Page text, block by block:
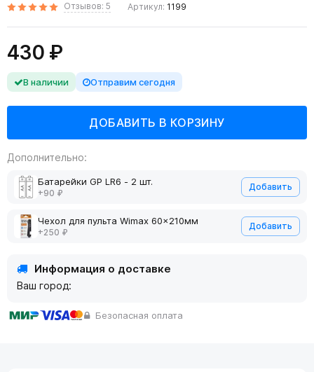
Отзывов: 5 Артикул: 1199
430 ₽
В наличии Отправим сегодня
Дополнительно:
Батарейки GP LR6 - 2 шт.
+90 ₽
Добавить
Чехол для пульта Wimax 60x210мм
+250 ₽
Добавить
Информация о доставке
Ваш город:
Безопасная оплата